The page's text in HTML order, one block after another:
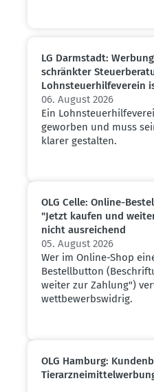
LG Darmstadt:
schränkter
Lohnsteu­er­hil­fe­verein
06. August 2026
Ein
geworben und muss
klarer gestalten.
OLG Celle: Online-
"Jetzt kaufen und
nicht ausrei­chend
05. August 2026
Wer im Online-Shop
Bestellbutton
weiter zur Zahlung")
wettbewerbswidrig.
OLG Hamburg: